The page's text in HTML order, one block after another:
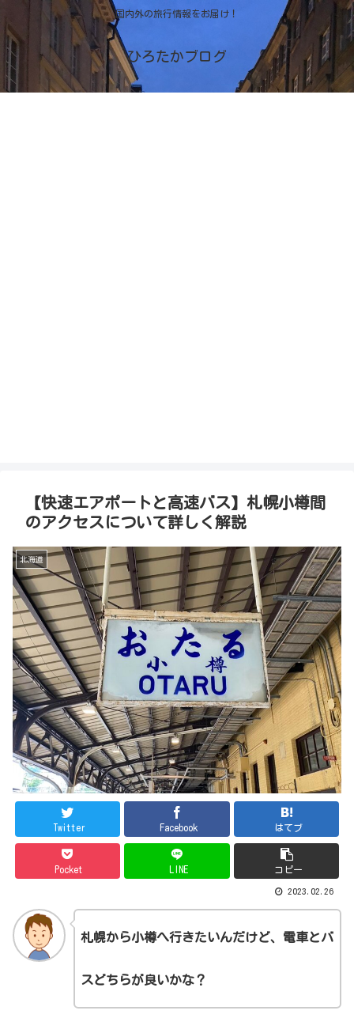
国内外の旅行情報をお届け！
ひろたかブログ
【快速エアポートと高速バス】札幌小樽間
のアクセスについて詳しく解説
北海道
Twitter Facebook はてブ
Pocket LINE コピー
2023.02.26
札幌から小樽へ行きたいんだけど、電車とバ
スどちらが良いかな？